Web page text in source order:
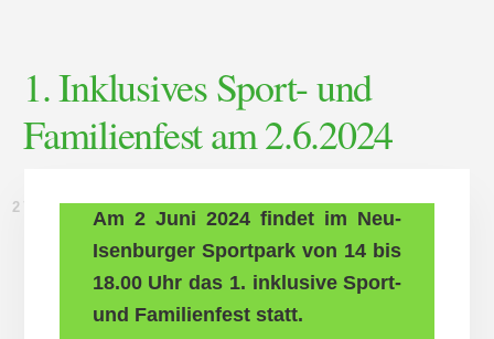
1. Inklusives Sport- und
Familienfest am 2.6.2024
27. MAI 2024
Am 2 Juni 2024 findet im Neu-
Isenburger Sportpark von 14 bis
18.00 Uhr das 1. inklusive Sport-
und Familienfest statt.